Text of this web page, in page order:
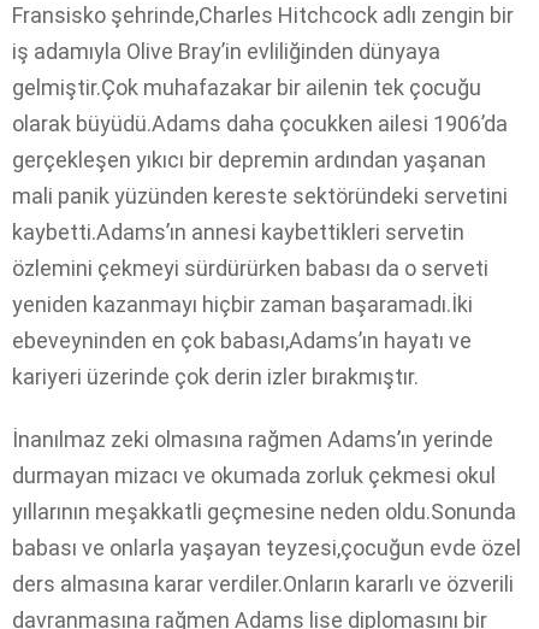
Fransisko şehrinde,Charles Hitchcock adlı zengin bir
iş adamıyla Olive Bray’in evliliğinden dünyaya
gelmiştir.Çok muhafazakar bir ailenin tek çocuğu
olarak büyüdü.Adams daha çocukken ailesi 1906’da
gerçekleşen yıkıcı bir depremin ardından yaşanan
mali panik yüzünden kereste sektöründeki servetini
kaybetti.Adams’ın annesi kaybettikleri servetin
özlemini çekmeyi sürdürürken babası da o serveti
yeniden kazanmayı hiçbir zaman başaramadı.İki
ebeveyninden en çok babası,Adams’ın hayatı ve
kariyeri üzerinde çok derin izler bırakmıştır.
İnanılmaz zeki olmasına rağmen Adams’ın yerinde
durmayan mizacı ve okumada zorluk çekmesi okul
yıllarının meşakkatli geçmesine neden oldu.Sonunda
babası ve onlarla yaşayan teyzesi,çocuğun evde özel
ders almasına karar verdiler.Onların kararlı ve özverili
davranmasına rağmen Adams lise diplomasını bir